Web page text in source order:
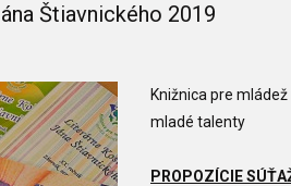
Štiavnického 2019
Knižnica pre
mladé talenty
PROPOZÍCIE